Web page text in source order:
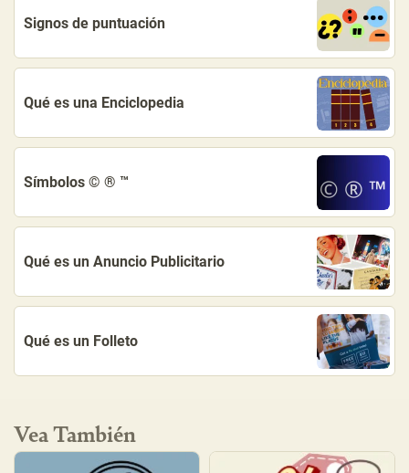
Signos de puntuación
Qué es una Enciclopedia
Símbolos © ® ™
Qué es un Anuncio Publicitario
Qué es un Folleto
Vea También